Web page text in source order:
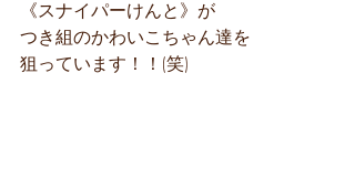
《スナイパーけんと》が
つき組のかわいこちゃん達を
狙っています！！(笑)